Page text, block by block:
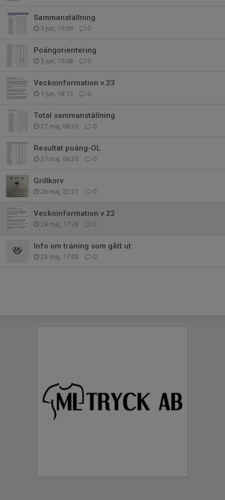
Sammanställning
3 jun, 19:09 0
Poängorientering
3 jun, 19:08 0
Veckoinformation v.23
1 jun, 18:15 0
Total sammanställning
27 maj, 06:35 0
Resultat poäng-OL
27 maj, 06:35 0
Grillkorv
26 maj, 22:21 0
Veckoinformation v.22
24 maj, 17:28 0
Info om träning som gått ut
23 maj, 17:05 0